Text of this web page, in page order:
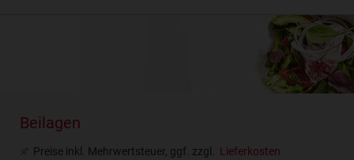
Beilagen
Preise inkl. Mehrwertsteuer, ggf. zzgl. Lieferkosten